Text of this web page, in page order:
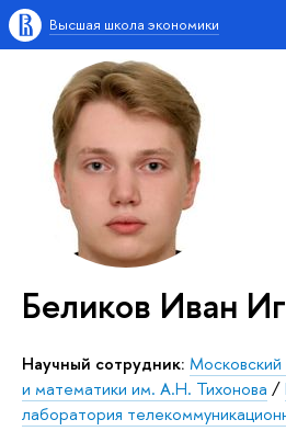
Высшая школа экономики
Беликов Иван
Научный сотрудник: Московский
и математики им. А.Н. Тихонова /
лаборатория